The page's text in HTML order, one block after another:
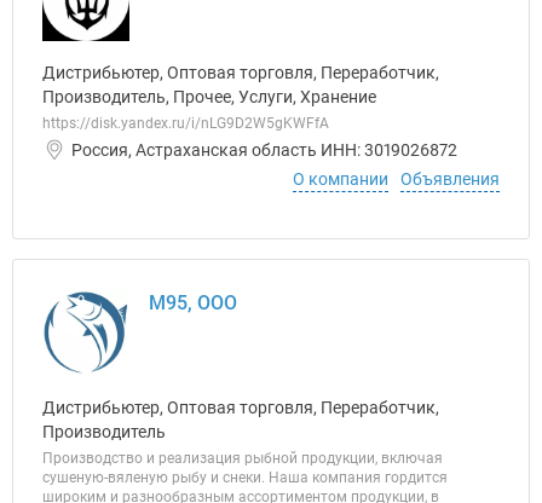
Дистрибьютер, Оптовая торговля, Переработчик,
Производитель, Прочее, Услуги, Хранение
https://disk.yandex.ru/i/nLG9D2W5gKWFfA
Россия, Астраханская область ИНН: 3019026872
О компании
Объявления
М95, ООО
Дистрибьютер, Оптовая торговля, Переработчик,
Производитель
Производство и реализация рыбной продукции, включая
сушеную-вяленую рыбу и снеки. Наша компания гордится
широким и разнообразным ассортиментом продукции, в